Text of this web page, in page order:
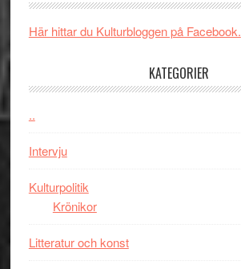
Här hittar du Kulturbloggen på Facebook.
KATEGORIER
..
Intervju
Kulturpolitik
Krönikor
Litteratur och konst